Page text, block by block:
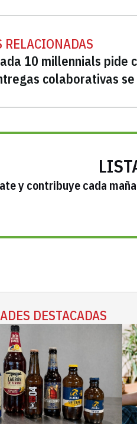
RELACIONADAS
10 millennials pide
colaborativas
y contribuye cada
DESTACADAS